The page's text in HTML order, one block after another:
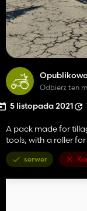
Odbierz ten
5 listopada 2021
A pack made for
tools, with a roller
serwer